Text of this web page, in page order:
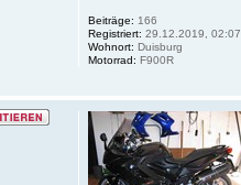
Beiträge: 166
Registriert: 29.12.2019, 02:07
Wohnort: Duisburg
Motorrad: F900R